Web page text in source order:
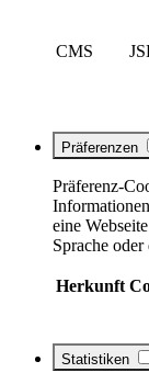
CMS
Präferenzen
Präferenz-
eine
Sprache
Herkunft
Statistiken